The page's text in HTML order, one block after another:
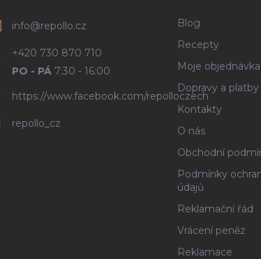
info@repollo.cz
+420 730 870 710
PO - PÁ 7:30 - 16:00
https://www.facebook.com/repolloczech
repollo_cz
Blog
Recepty
Moje objednávka
Dopravy a platby
Kontakty
O nás
Obchodní
Podmínky
údajů
Reklamační řád
Vrácení peněz
Reklamace